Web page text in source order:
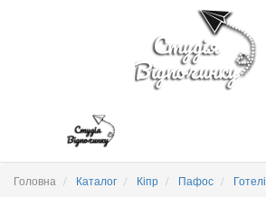
Головна Каталог Кіпр Пафос
Готелі